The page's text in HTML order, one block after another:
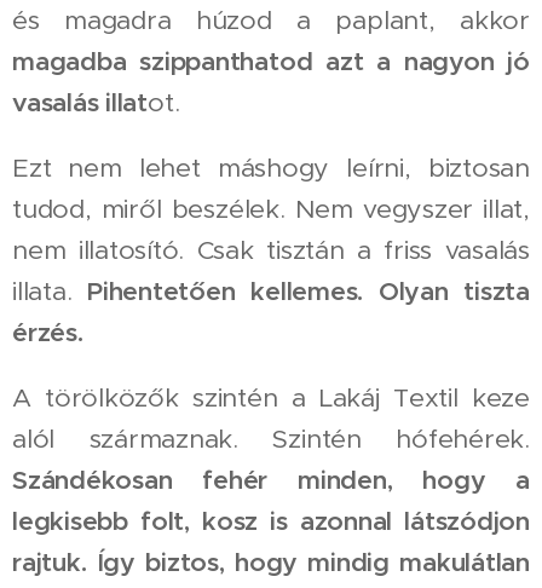
és magadra húzod a paplant, akkor
magadba szippanthatod azt a nagyon jó
vasalás illatot.
Ezt nem lehet máshogy leírni, biztosan
tudod, miről beszélek. Nem vegyszer illat,
nem illatosító. Csak tisztán a friss vasalás
illata. Pihentetően kellemes. Olyan tiszta
érzés.
A törölközők szintén a Lakáj Textil keze
alól származnak. Szintén hófehérek.
Szándékosan fehér minden, hogy a
legkisebb folt, kosz is azonnal látszódjon
rajtuk. Így biztos, hogy mindig makulátlan